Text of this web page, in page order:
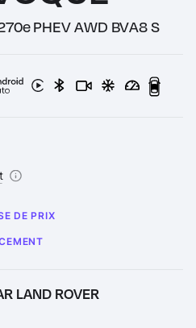
PHEV AWD BVA8 S
DE PRIX
LAND ROVER